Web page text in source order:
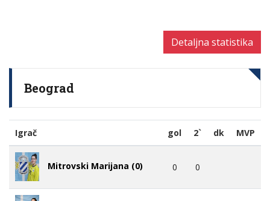
Detaljna statistika
Beograd
Igrač gol 2` dk MVP
Mitrovski Marijana (0) 0 0